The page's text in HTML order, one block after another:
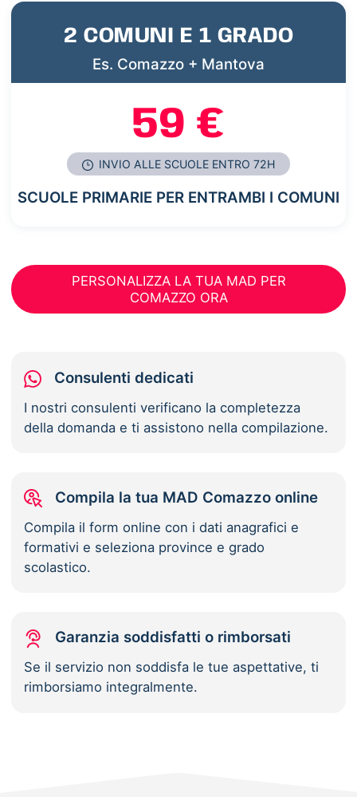
2 COMUNI E 1 GRADO
Es. Comazzo + Mantova
59 €
INVIO ALLE SCUOLE ENTRO 72H
SCUOLE PRIMARIE PER ENTRAMBI I COMUNI
PERSONALIZZA LA TUA MAD PER
COMAZZO ORA
Consulenti dedicati
I nostri consulenti verificano la completezza
della domanda e ti assistono nella compilazione.
Compila la tua MAD Comazzo online
Compila il form online con i dati anagrafici e
formativi e seleziona province e grado
scolastico.
Garanzia soddisfatti o rimborsati
Se il servizio non soddisfa le tue aspettative, ti
rimborsiamo integralmente.